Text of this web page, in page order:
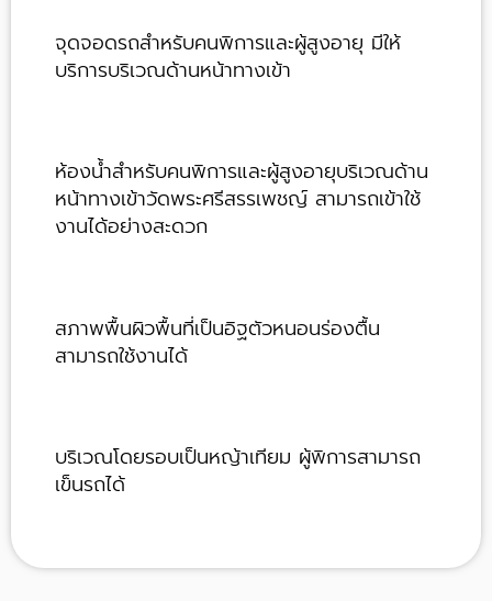
จุดจอดรถสำหรับคนพิการและผู้สูงอายุ มีให้
บริการบริเวณด้านหน้าทางเข้า
ห้องน้ำสำหรับคนพิการและผู้สูงอายุบริเวณด้าน
หน้าทางเข้าวัดพระศรีสรรเพชญ์ สามารถเข้าใช้
งานได้อย่างสะดวก
สภาพพื้นผิวพื้นที่เป็นอิฐตัวหนอนร่องตื้น
สามารถใช้งานได้
บริเวณโดยรอบเป็นหญ้าเทียม ผู้พิการสามารถ
เข็นรถได้